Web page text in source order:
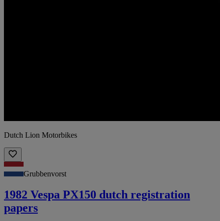
Dutch Lion Motorbikes
Grubbenvorst
1982 Vespa PX150 dutch registration
papers